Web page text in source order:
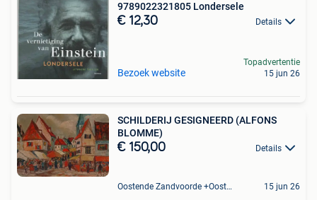
9789022321805 Londersele
€ 12,30 Details
Bezoek website
Topadvertentie
15 jun 26
SCHILDERIJ GESIGNEERD (ALFONS
BLOMME)
€ 150,00 Details
Oostende Zandvoorde +Oostende 15 jun 26